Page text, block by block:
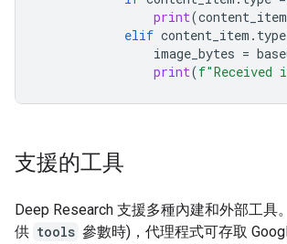
print(content_item
elif content_item . type
image_bytes =
print(f"Received
支援的工具
Deep Research 支援多種內建和外部工具
供 tools 參數時)，代理程式可存取